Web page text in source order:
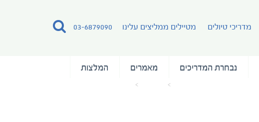
03-6879090 מדריכי טיולים מטיילים ממליצים עלינו
נבחרת המדריכים מאמרים המלצות